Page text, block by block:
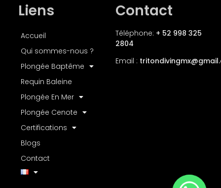
Liens
Accueil
Qui sommes-nous ?
Plongée Baptême
Requin Baleine
Plongée En Mer
Plongée Cenote
Certifications
Blogs
Contact
Contact
Téléphone: + 52 998 325
2804
Email : tritondivingmx